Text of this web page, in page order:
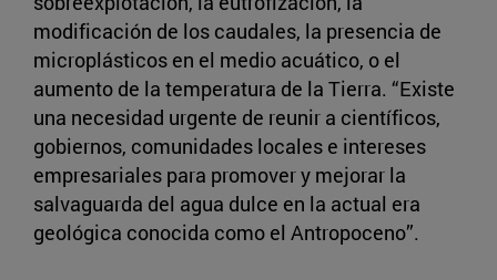
modificación de los caudales, la presencia de
microplásticos en el medio acuático, o el
aumento de la temperatura de la Tierra. “Existe
una necesidad urgente de reunir a científicos,
gobiernos, comunidades locales e intereses
empresariales para promover y mejorar la
salvaguarda del agua dulce en la actual era
geológica conocida como el Antropoceno”.